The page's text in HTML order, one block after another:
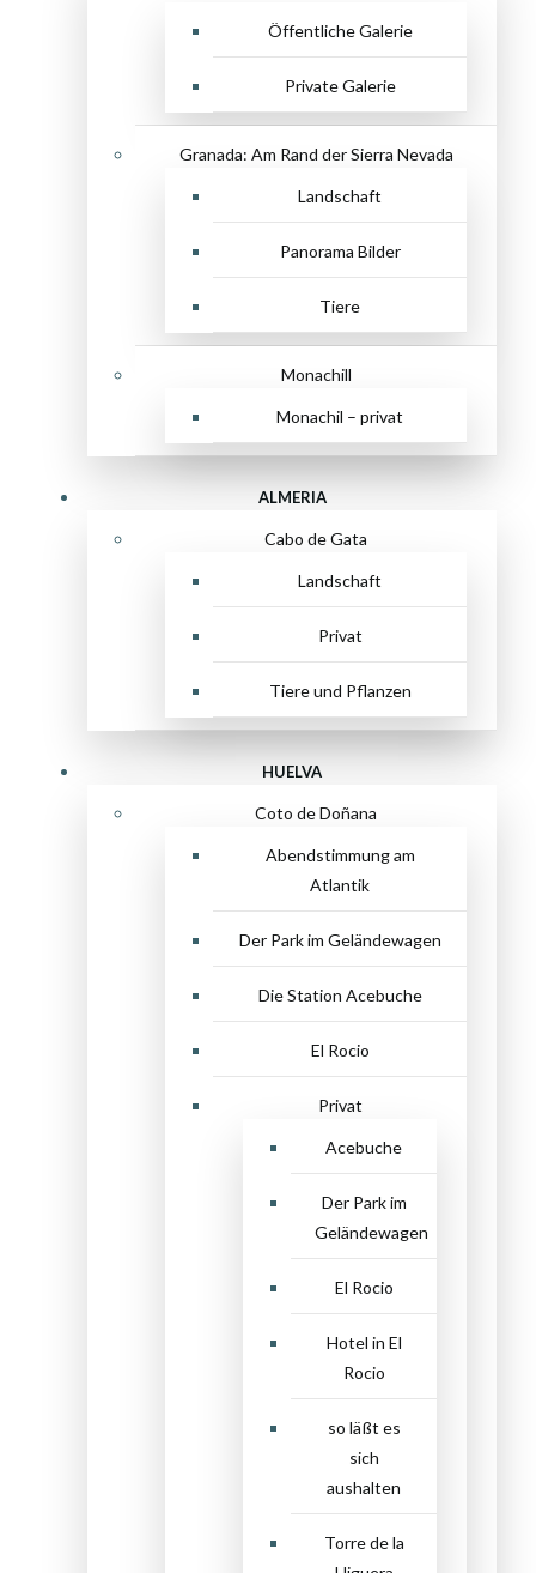
Öffentliche Galerie
Private Galerie
Granada: Am Rand der Sierra Nevada
Landschaft
Panorama Bilder
Tiere
Monachill
Monachil – privat
ALMERIA
Cabo de Gata
Landschaft
Privat
Tiere und Pflanzen
HUELVA
Coto de Doñana
Abendstimmung am
Atlantik
Der Park im Geländewagen
Die Station Acebuche
El Rocio
Privat
Acebuche
Der Park im
Geländewagen
El Rocio
Hotel in El
Rocio
so läßt es
sich
aushalten
Torre de la